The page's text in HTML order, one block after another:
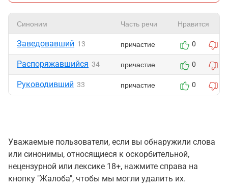
Синоним Часть речи Нравится
Заведовавший 13 причастие 0
Распоряжавшийся 34 причастие 0
Руководивший 33 причастие 0
Уважаемые пользователи, если вы обнаружили слова
или синонимы, относящиеся к оскорбительной,
нецензурной или лексике 18+, нажмите справа на
кнопку "Жалоба", чтобы мы могли удалить их.